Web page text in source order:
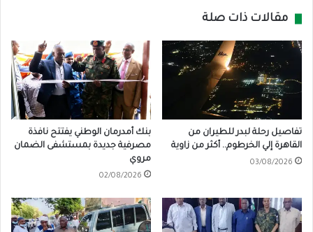
مقالات ذات صلة
تفاصيل رحلة لبدر للطيران من
القاهرة إلي الخرطوم.. أكثر من زاوية
03/08/2026
بنك أمدرمان الوطني يفتتح نافذة
مصرفية جديدة بمستشفى الضمان
مروي
02/08/2026